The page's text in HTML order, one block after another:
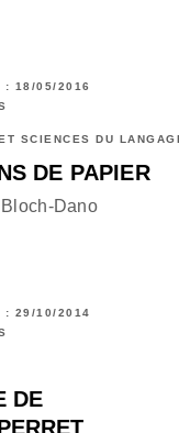
: 18/05/2016
SCIENCES DU
DE PAPIER
Dano
: 29/10/2014
DE